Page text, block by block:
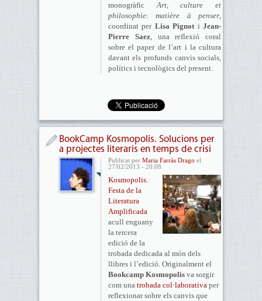
monogràficArt, culture et
philosophie: matière à penser,
coordinat per Lisa PignotiJean-
Pierre Saez, una reflexió coral
sobre el paper de l’art i la cultura
davant els profunds canvis socials,
polítics i tecnològics del present.
BookCamp Kosmopolis. Solucions per
a projectes literaris en temps de crisi
Publicat per Maria Farràs Drago el
27/02/2013 - 20:08
Kosmopolis.
Festa de la
Literatura
Amplificada
acull enguany
la tercera
edició de la
trobada dedicada al món dels
llibres i l’edició. Originalment el
Bookcamp Kosmopolisva sorgir
com una trobada col·laborativaper
reflexionar sobre els canvis que